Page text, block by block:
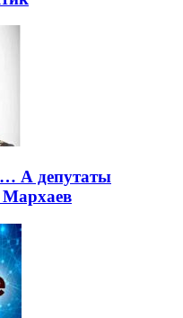
А депутаты
Мархаев